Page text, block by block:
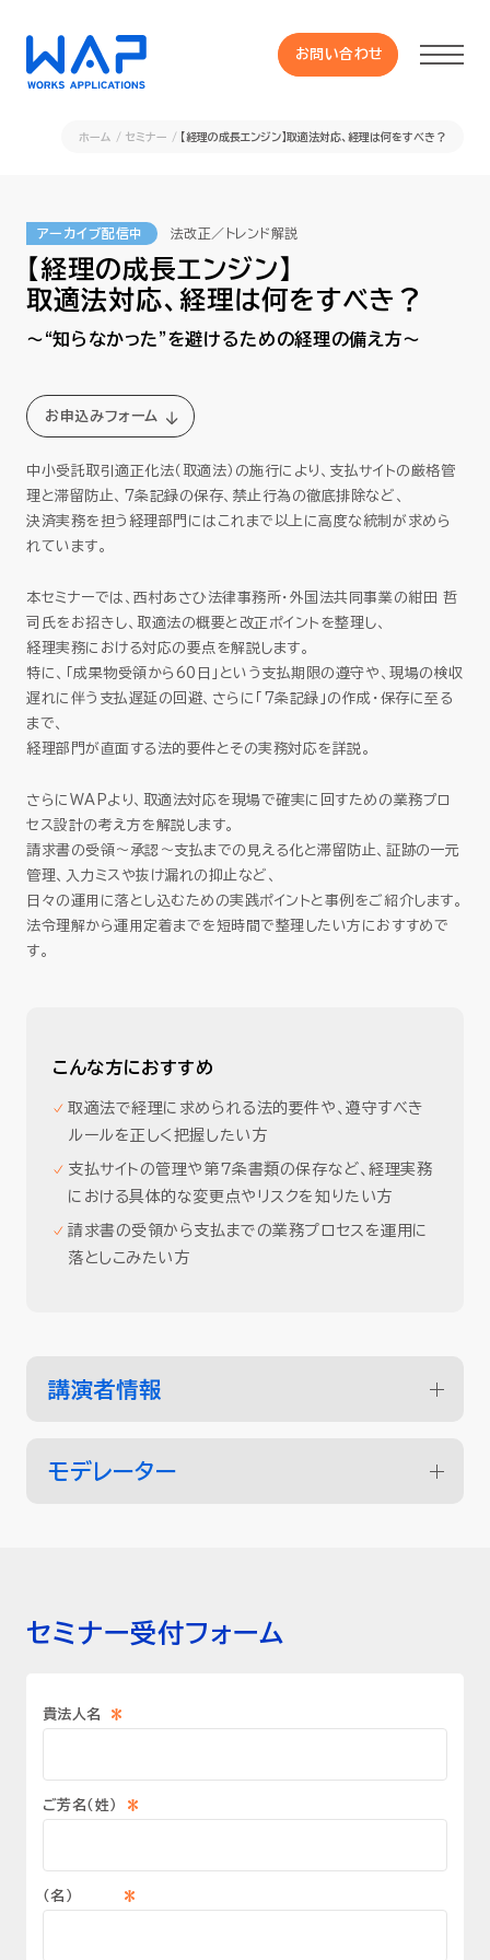
お問い合わせ
HUE 機能一覧
サービス
事例
セミナー
採用
会社情報
資料ダウンロード
EN
ホーム セミナー 【経理の成長エンジン】取適法対応、経理は何をすべき？
アーカイブ配信中 法改正／トレンド解説
【経理の成長エンジン】
取適法対応、経理は何をすべき？
〜“知らなかった”を避けるための経理の備え方〜
お申込みフォーム
中小受託取引適正化法（取適法）の施行により、支払サイトの厳格管
理と滞留防止、7条記録の保存、禁止行為の徹底排除など、
決済実務を担う経理部門にはこれまで以上に高度な統制が求めら
れています。
本セミナーでは、西村あさひ法律事務所・外国法共同事業の紺田 哲
司氏をお招きし、取適法の概要と改正ポイントを整理し、
経理実務における対応の要点を解説します。
特に、「成果物受領から60日」という支払期限の遵守や、現場の検収
遅れに伴う支払遅延の回避、さらに「7条記録」の作成・保存に至る
まで、
経理部門が直面する法的要件とその実務対応を詳説。
さらにWAPより、取適法対応を現場で確実に回すための業務プロ
セス設計の考え方を解説します。
請求書の受領～承認～支払までの見える化と滞留防止、証跡の一元
管理、入力ミスや抜け漏れの抑止など、
日々の運用に落とし込むための実践ポイントと事例をご紹介します。
法令理解から運用定着までを短時間で整理したい方におすすめで
す。
こんな方におすすめ
取適法で経理に求められる法的要件や、遵守すべき
ルールを正しく把握したい方
支払サイトの管理や第7条書類の保存など、経理実務
における具体的な変更点やリスクを知りたい方
請求書の受領から支払までの業務プロセスを運用に
落としこみたい方
講演者情報
モデレーター
セミナー受付フォーム
*
貴法人名
*
ご芳名（姓）
*
（名）
お問い合わせ